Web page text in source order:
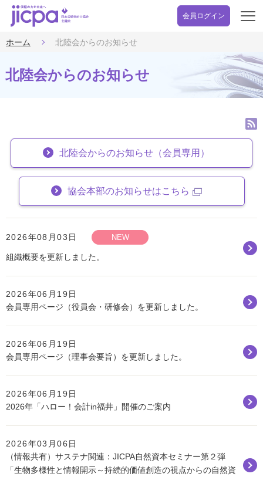
会員ログイン
開
ホーム 北陸会からのお知らせ
北陸会からのお知らせ
北陸会からのお知らせ（会員専用）
協会本部のお知らせはこちら
2026年08月03日 NEW
組織概要を更新しました。
2026年06月19日
会員専用ページ（役員会・研修会）を更新しました。
2026年06月19日
会員専用ページ（理事会要旨）を更新しました。
2026年06月19日
2026年「ハロー！会計in福井」開催のご案内
2026年03月06日
（情報共有）サステナ関連：JICPA自然資本セミナー第２弾
「生物多様性と情報開示～持続的価値創造の視点からの自然資